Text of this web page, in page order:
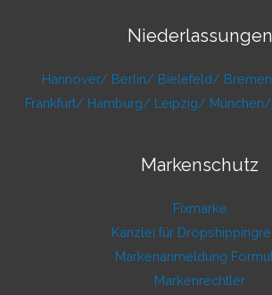
Niederlassungen
Hannover/ Berlin/ Bielefeld/
Frankfurt/ Hamburg/ Leipzig/ München/
Markenschutz
Fixmarke
Kanzlei für
Markenanmeldung
Markenrechtler